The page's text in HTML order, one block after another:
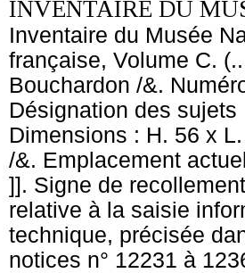
INVENTAIRE DU
Inventaire du Musée
française, Volume C.
Bouchardon /&.
Désignation des
Dimensions : H. 56 x
/&. Emplacement
]]. Signe de
relative à la saisie
technique, précisée
notices n° 12231 à